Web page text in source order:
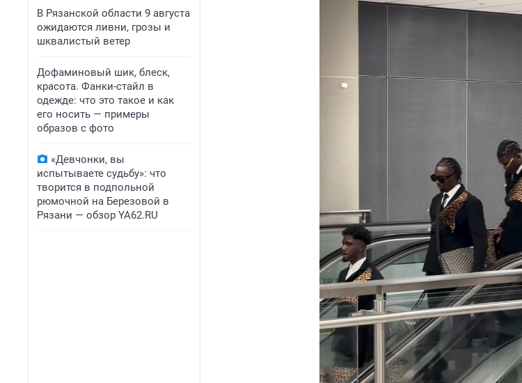
В Рязанской области 9 августа
ожидаются ливни, грозы и
шквалистый ветер
Дофаминовый шик, блеск,
красота. Фанки-стайл в
одежде: что это такое и как
его носить — примеры
образов с фото
«Девчонки, вы
испытываете судьбу»: что
творится в подпольной
рюмочной на Березовой в
Рязани — обзор YA62.RU